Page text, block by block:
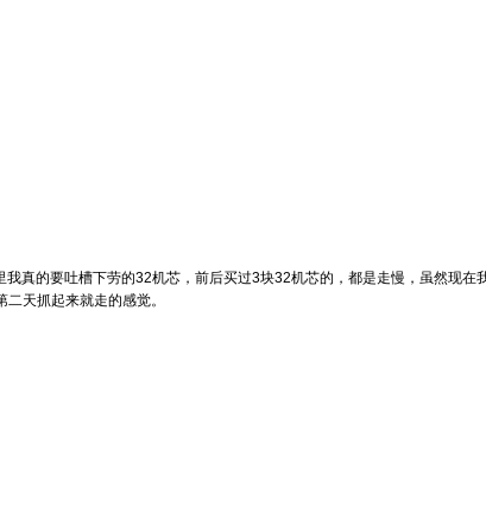
真的要吐槽下劳的32机芯，前后买过3块32机芯的，都是走慢，虽然现在
天抓起来就走的感觉。